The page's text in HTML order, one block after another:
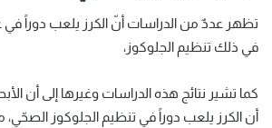
تظهر عددٌ من الدراسات أنّ الكرز يلعب دوراً
في ذلك تنظيم الجلوكوز،
كما تشير نتائج هذه الدراسات وغيرها إلى أن
أن الكرز يلعب دوراً في تنظيم الجلوكوز